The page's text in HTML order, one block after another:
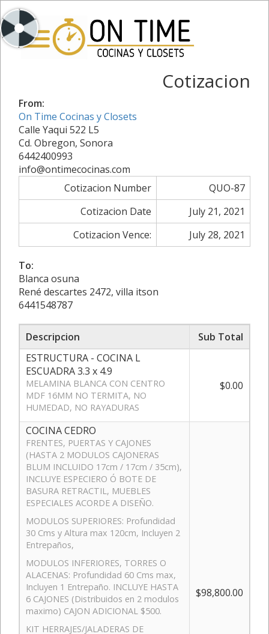
Cotizacion
From:
On Time Cocinas y Closets
Calle Yaqui 522 L5
Cd. Obregon, Sonora
6442400993
info@ontimecocinas.com
Cotizacion Number
QUO-87
Cotizacion Date
July 21, 2021
Cotizacion Vence:
July 28, 2021
To:
Blanca osuna
René descartes 2472, villa itson
6441548787
Descripcion
Sub Total
ESTRUCTURA - COCINA L
ESCUADRA 3.3 x 4.9
MELAMINA BLANCA CON CENTRO
MDF 16MM NO TERMITA, NO
HUMEDAD, NO RAYADURAS
$0.00
COCINA CEDRO
FRENTES, PUERTAS Y CAJONES
(HASTA 2 MODULOS CAJONERAS
BLUM INCLUIDO 17cm / 17cm / 35cm),
INCLUYE ESPECIERO Ó BOTE DE
BASURA RETRACTIL, MUEBLES
ESPECIALES ACORDE A DISEÑO.
MODULOS SUPERIORES: Profundidad
30 Cms y Altura max 120cm, Incluyen 2
Entrepaños,
MODULOS INFERIORES, TORRES O
ALACENAS: Profundidad 60 Cms max,
Incluyen 1 Entrepaño. INCLUYE HASTA
6 CAJONES (Distribuidos en 2 modulos
maximo) CAJON ADICIONAL $500.
KIT HERRAJES/JALADERAS DE
$98,800.00